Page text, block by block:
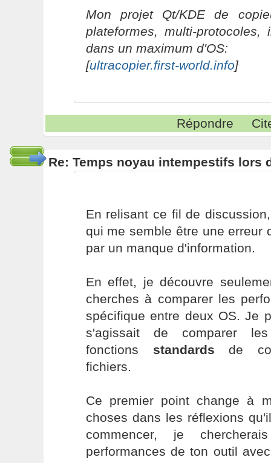
Mon projet Qt/KDE de
plateformes, multi-protocoles,
dans un maximum d'OS:
[ultracopier.first-world.info]
Répondre
Re: Temps noyau intempestifs lors
En relisant ce fil de
qui me semble être une erreur
par un manque d'information.
En effet, je découvre
cherches à comparer les
spécifique entre deux OS. Je
s'agissait de comparer
fonctions standards de
fichiers.
Ce premier point change à
choses dans les réflexions
commencer, je
performances de ton outil